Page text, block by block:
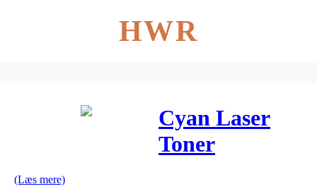
HWR
Cyan Laser
Toner
(Læs mere)